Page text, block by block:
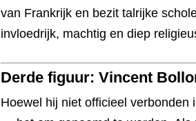
van Frankrijk en bezit talrijke
invloedrijk, machtig en diep
Derde figuur: Vincent
Hoewel hij niet officieel